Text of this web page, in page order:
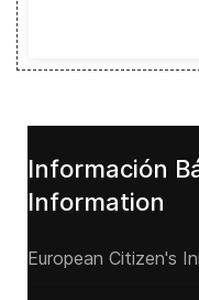
Información
Information
European Citizen's